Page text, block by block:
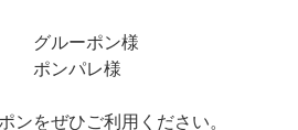
グルーポン様
ポンパレ様
ンをぜひご利用ください。